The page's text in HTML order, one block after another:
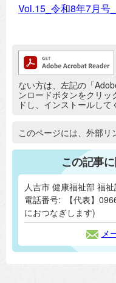
Vol.15_令和8年7月号
追加情報：PDFファ
ない方は、左記の「
ンロードボタンをクリ
ドし、インストールして
追加情報：外部リンク
このページには、外部リ
この記事
人吉市 健康福祉部 福
電話番号:
【代表】
におつなぎします)
メ